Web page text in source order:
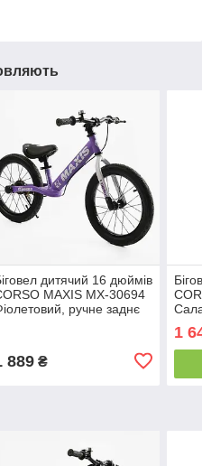
дитячий 16 дюймів
MAXIS MX-30694
ручне заднє
889₴
1